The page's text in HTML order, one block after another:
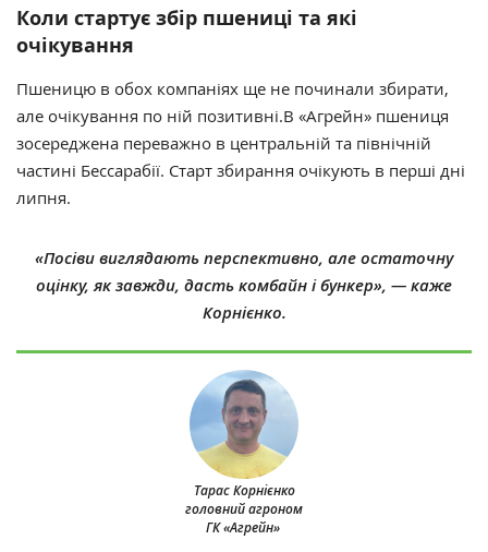
Коли стартує збір пшениці та які
очікування
Пшеницю в обох компаніях ще не починали збирати,
але очікування по ній позитивні.В «Агрейн» пшениця
зосереджена переважно в центральній та північній
частині Бессарабії. Старт збирання очікують в перші дні
липня.
Тарас Корнієнко
головний агроном
ГК «Агрейн»
«Посіви виглядають перспективно, але остаточну
оцінку, як завжди, дасть комбайн і бункер», — каже
Корнієнко.